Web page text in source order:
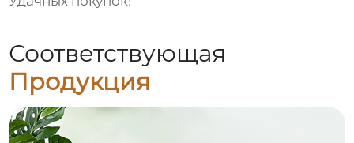
Соответствующая
Продукция